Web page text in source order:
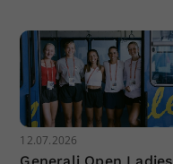
12.07.2026